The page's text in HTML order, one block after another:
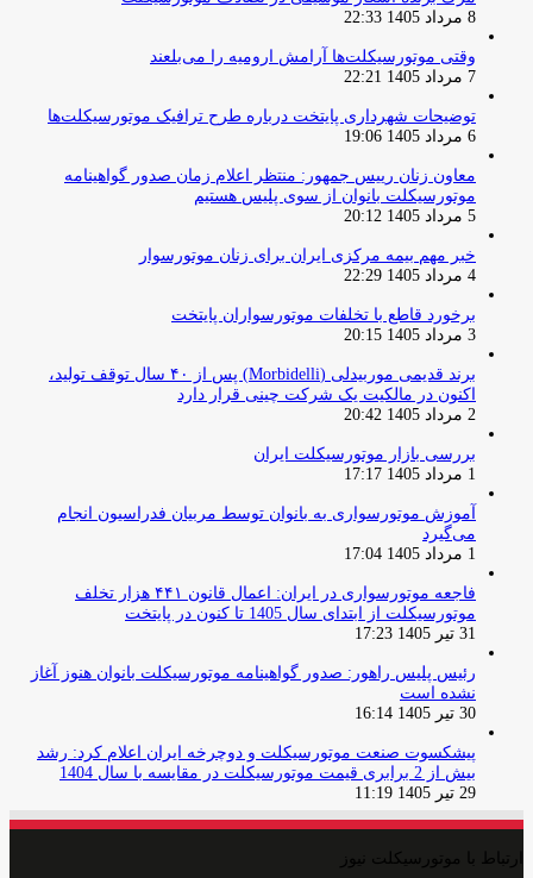
8 مرداد 1405 22:33
وقتی موتورسیکلت‌ها آرامش ارومیه را می‌بلعند
7 مرداد 1405 22:21
توضیحات شهرداری پایتخت درباره طرح ترافیک موتورسیکلت‌ها
6 مرداد 1405 19:06
معاون زنان رییس جمهور: منتظر اعلام زمان صدور گواهینامه
موتورسیکلت بانوان از سوی پلیس هستیم
5 مرداد 1405 20:12
خبر مهم بیمه مرکزی ایران برای زنان موتورسوار
4 مرداد 1405 22:29
برخورد قاطع با تخلفات موتورسواران پایتخت
3 مرداد 1405 20:15
برند قدیمی موربیدلی (Morbidelli) پس از ۴۰ سال توقف تولید،
اکنون در مالکیت یک شرکت چینی قرار دارد
2 مرداد 1405 20:42
بررسی بازار موتورسیکلت ایران
1 مرداد 1405 17:17
آموزش موتورسواری به بانوان توسط مربیان فدراسیون انجام
می‌گیرد
1 مرداد 1405 17:04
فاجعه موتورسواری در ایران: اعمال قانون ۴۴۱ هزار تخلف
موتورسیکلت از ابتدای سال 1405 تا کنون در پایتخت
31 تیر 1405 17:23
رئیس پلیس راهور: صدور گواهینامه موتورسیکلت بانوان هنوز آغاز
نشده است
30 تیر 1405 16:14
پیشکسوت صنعت موتورسیکلت و دوچرخه ایران اعلام کرد: رشد
بیش از 2 برابری قیمت موتورسیکلت در مقایسه با سال 1404
29 تیر 1405 11:19
ارتباط با موتورسیکلت نیوز